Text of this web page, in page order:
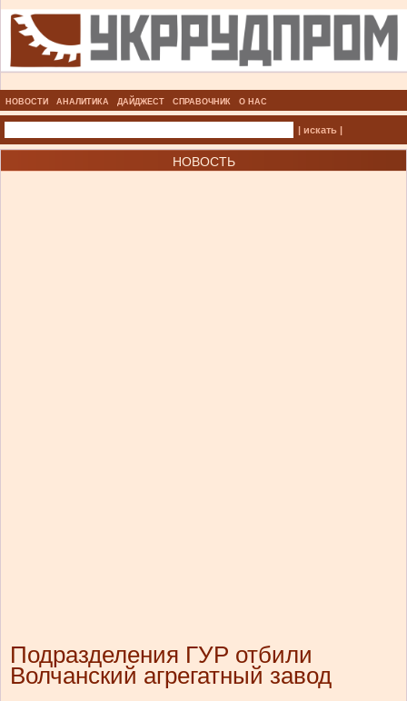
НОВОСТИ АНАЛИТИКА ДАЙДЖЕСТ СПРАВОЧНИК О НАС
| искать |
НОВОСТЬ
Подразделения ГУР отбили
Волчанский агрегатный завод